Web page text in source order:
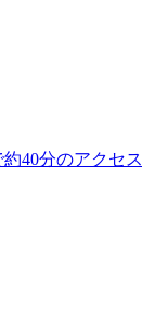
40分のアクセ